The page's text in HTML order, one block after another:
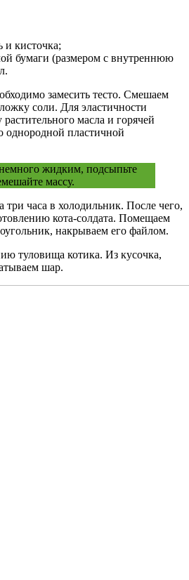
и кисточка;
бумаги (размером с внутреннюю
замесить тесто. Смешаем
соли. Для эластичности
масла и горячей
пластичной
жидким, подсыпьте
массу.
три часа в холодильник. После чего,
кота-солдата. Помещаем
накрываем его файлом.
туловища котика. Из кусочка,
шар.